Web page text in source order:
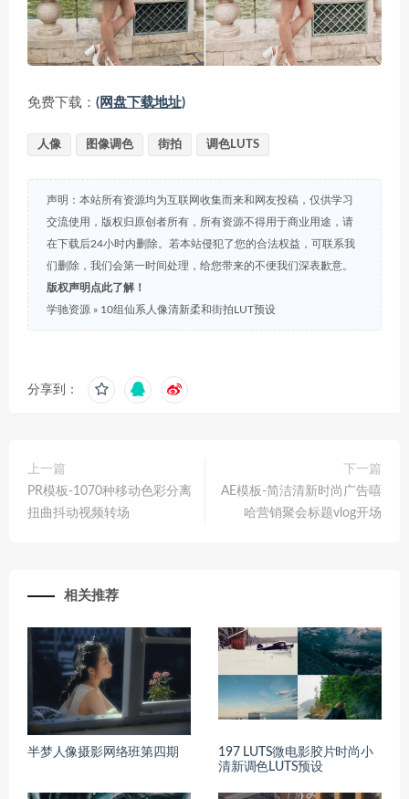
免费下载： (网盘下载地址)
人像 图像调色 街拍 调色LUTS
声明：本站所有资源均为互联网收集而来和网友投稿，仅供学习
交流使用，版权归原创者所有，所有资源不得用于商业用途，请
在下载后24小时内删除。若本站侵犯了您的合法权益，可联系我
们删除，我们会第一时间处理，给您带来的不便我们深表歉意。
版权声明点此了解！
学驰资源 » 10组仙系人像清新柔和街拍LUT预设
分享到：
上一篇
PR模板-1070种移动色彩分离
扭曲抖动视频转场
下一篇
AE模板-简洁清新时尚广告嘻
哈营销聚会标题vlog开场
相关推荐
半梦人像摄影网络班第四期
197 LUTS微电影胶片时尚小
清新调色LUTS预设